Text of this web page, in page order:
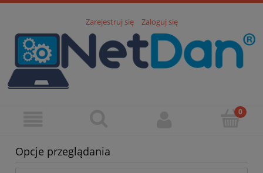
Zarejestruj się Zaloguj się
Opcje przeglądania